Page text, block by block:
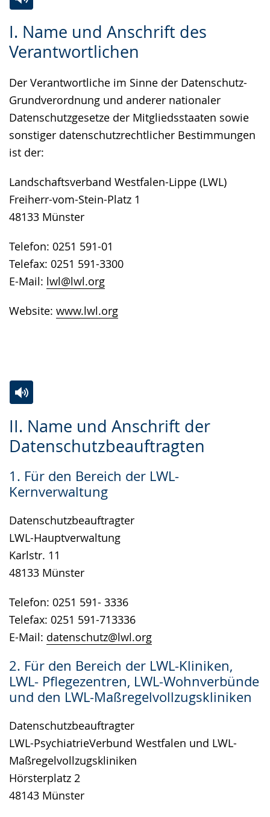
I. Name und Anschrift des
Verantwortlichen
Der Verantwortliche im Sinne der Datenschutz-
Grundverordnung und anderer nationaler
Datenschutzgesetze der Mitgliedsstaaten sowie
sonstiger datenschutzrechtlicher Bestimmungen
ist der:
Landschaftsverband Westfalen-Lippe (LWL)
Freiherr-vom-Stein-Platz 1
48133 Münster
Telefon: 0251 591-01
Telefax: 0251 591-3300
E-Mail: lwl@lwl.org
Website: www.lwl.org
Leichten
Sprache
Audio-
Unterstützung.
Video
in
Gebärdensprache
wird
angezeigt.
II. Name und Anschrift der
Datenschutzbeauftragten
1. Für den Bereich der LWL-
Kernverwaltung
Datenschutzbeauftragter
LWL-Hauptverwaltung
Karlstr. 11
48133 Münster
Telefon: 0251 591- 3336
Telefax: 0251 591-713336
E-Mail: datenschutz@lwl.org
2. Für den Bereich der LWL-Kliniken,
LWL- Pflegezentren, LWL-Wohnverbünde
und den LWL-Maßregelvollzugskliniken
Datenschutzbeauftragter
LWL-PsychiatrieVerbund Westfalen und LWL-
Maßregelvollzugskliniken
Hörsterplatz 2
48143 Münster
Leichten
Sprache
Audio-
Unterstützung.
Video
in
Gebärdensprache
wird
angezeigt.